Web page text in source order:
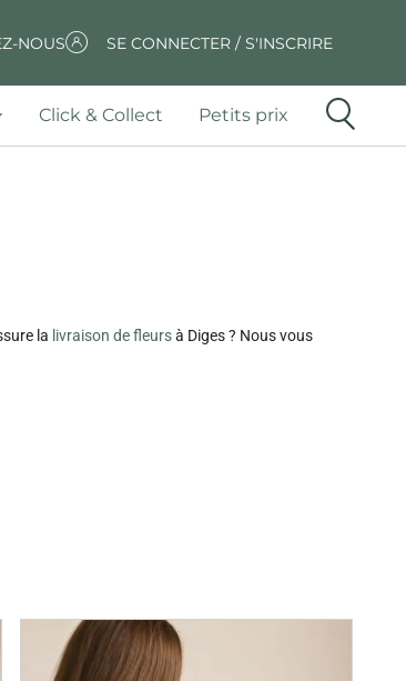
NOUS SE CONNECTER / S'INSCRIRE
Click & Collect Petits prix
la livraison de fleursà Diges ? Nous vous